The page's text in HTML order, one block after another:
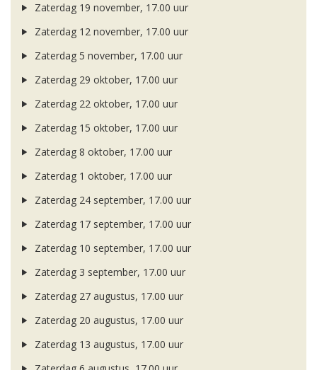
Zaterdag 19 november, 17.00 uur
Zaterdag 12 november, 17.00 uur
Zaterdag 5 november, 17.00 uur
Zaterdag 29 oktober, 17.00 uur
Zaterdag 22 oktober, 17.00 uur
Zaterdag 15 oktober, 17.00 uur
Zaterdag 8 oktober, 17.00 uur
Zaterdag 1 oktober, 17.00 uur
Zaterdag 24 september, 17.00 uur
Zaterdag 17 september, 17.00 uur
Zaterdag 10 september, 17.00 uur
Zaterdag 3 september, 17.00 uur
Zaterdag 27 augustus, 17.00 uur
Zaterdag 20 augustus, 17.00 uur
Zaterdag 13 augustus, 17.00 uur